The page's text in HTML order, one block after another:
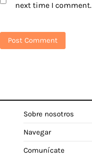
next time I comment.
Sobre nosotros
Navegar
Comunícate